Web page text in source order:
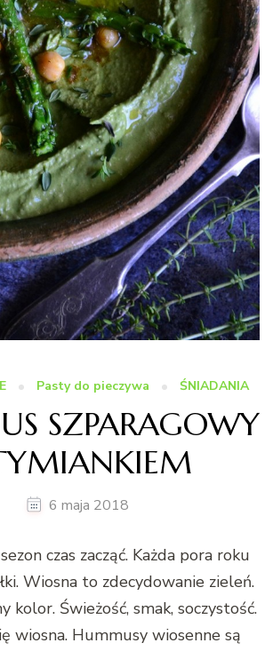
Pasty do pieczywa ŚNIADANIA
SZPARAGOWY
6 maja 2018
czas zacząć. Każda pora roku
Wiosna to zdecydowanie zieleń.
kolor. Świeżość, smak, soczystość.
wiosna. Hummusy wiosenne są